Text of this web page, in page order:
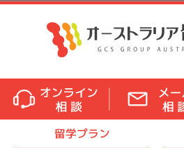
留学プラン